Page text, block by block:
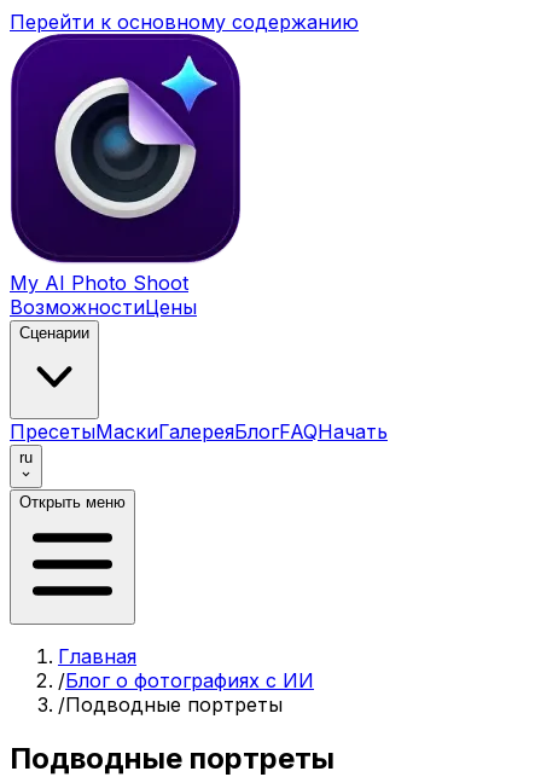
Перейти к основному содержанию
My AI Photo Shoot
ВозможностиЦены
Сценарии
ПресетыМаскиГалереяБлогFAQНачать
ru
Открыть меню
Главная
/Блог о фотографиях с ИИ
/Подводные портреты
Подводные портреты